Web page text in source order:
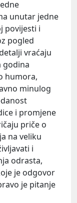
unutar jedne
povijesti i
pogled
vraćaju
godina
humora,
minulog
i promjene
priče o
na veliku
i
odrasta,
je odgovor
je pitanje